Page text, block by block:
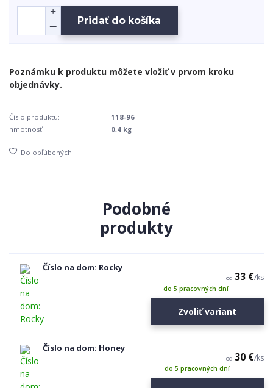
Pridať do košíka
Číslo produktu:
118-96
hmotnosť:
0,4 kg
Do obľúbených
Podobné
produkty
Číslo na dom: Rocky
od 33 €/ks
do 5 pracovných dní
Zvoliť variant
Číslo na dom: Honey
od 30 €/ks
do 5 pracovných dní